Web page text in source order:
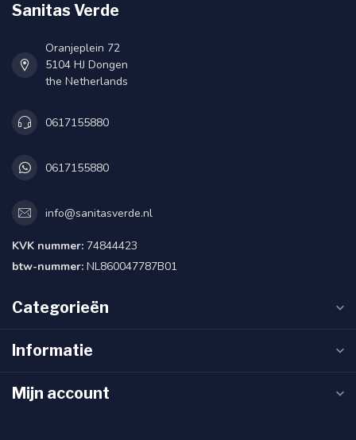
Sanitas Verde
Oranjeplein 72
5104 HJ Dongen
the Netherlands
0617155880
0617155880
info@sanitasverde.nl
KVK nummer: 74844423
btw-nummer: NL860047787B01
Categorieën
Informatie
Mijn account